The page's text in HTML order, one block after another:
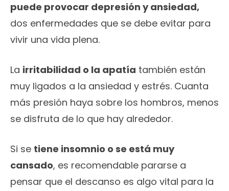
puede provocar depresión y ansiedad,
dos enfermedades que se debe evitar para
vivir una vida plena.
La irritabilidad o la apatía también están
muy ligados a la ansiedad y estrés. Cuanta
más presión haya sobre los hombros, menos
se disfruta de lo que hay alrededor.
Si se tiene insomnio o se está muy
cansado, es recomendable pararse a
pensar que el descanso es algo vital para la